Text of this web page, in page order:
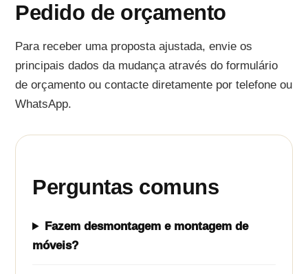
Pedido de orçamento
Para receber uma proposta ajustada, envie os
principais dados da mudança através do formulário
de orçamento ou contacte diretamente por telefone ou
WhatsApp.
Perguntas comuns
Fazem desmontagem e montagem de
móveis?